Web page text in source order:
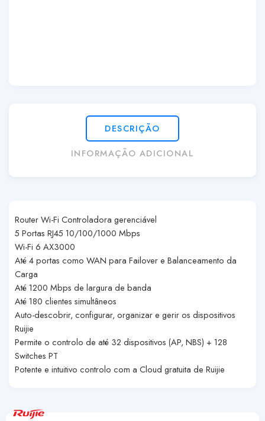
DESCRIÇÃO
INFORMAÇÃO ADICIONAL
Router Wi-Fi Controladora gerenciável
5 Portas RJ45 10/100/1000 Mbps
Wi-Fi 6 AX3000
Até 4 portas como WAN para Failover e Balanceamento da
Carga
Até 1200 Mbps de largura de banda
Até 180 clientes simultâneos
Auto-descobrir, configurar, organizar e gerir os dispositivos
Ruijie
Permite o controlo de até 32 dispositivos (AP, NBS) + 128
Switches PT
Potente e intuitivo controlo com a Cloud gratuita de Ruijie